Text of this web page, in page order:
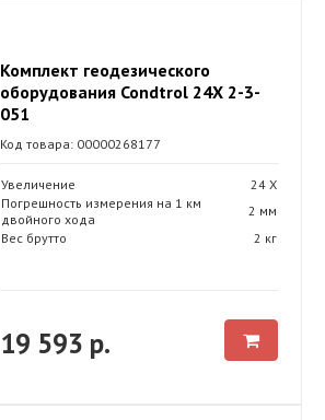
Комплект геодезического
оборудования Condtrol 24X 2-3-
051
Код товара: 00000268177
Увеличение
24 Х
Погрешность измерения на 1 км
двойного хода
2 мм
Вес брутто
2 кг
19 593 р.